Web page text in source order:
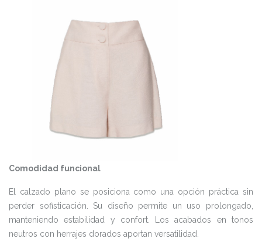
Comodidad funcional
El calzado plano se posiciona como una opción práctica sin
perder sofisticación. Su diseño permite un uso prolongado,
manteniendo estabilidad y confort. Los acabados en tonos
neutros con herrajes dorados aportan versatilidad.